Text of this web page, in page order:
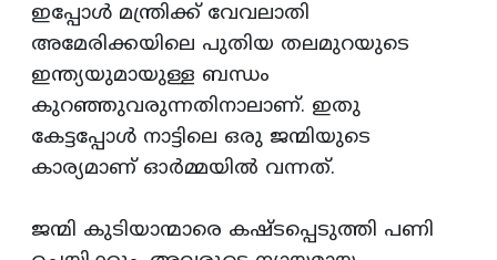
ഇപ്പോള്‍ മന്ത്രിക്ക്‌ വേവലാതി
അമേരിക്കയിലെ പുതിയ തലമുറയുടെ
ഇന്ത്യയുമായുള്ള ബന്ധം
കുറഞ്ഞുവരുന്നതിനാലാണ്‌. ഇതു
കേട്ടപ്പോള്‍ നാട്ടിലെ ഒരു ജന്മിയുടെ
കാര്യമാണ്‌ ഓര്‍മ്മയില്‍ വന്നത്‌.
ജന്മി കുടിയാന്മാരെ കഷ്ടപ്പെടുത്തി പണി